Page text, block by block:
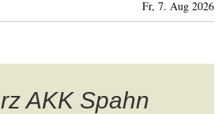
Fr, 7. Aug 2026
AKK Spahn